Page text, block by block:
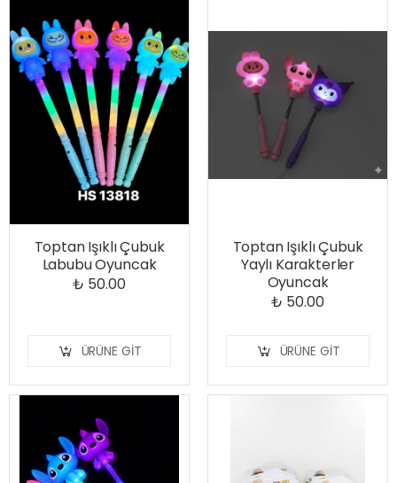
Toptan Işıklı Çubuk
Labubu Oyuncak
₺ 50.00
ÜRÜNE GIT
Toptan Işıklı Çubuk
Yaylı Karakterler
Oyuncak
₺ 50.00
ÜRÜNE GIT